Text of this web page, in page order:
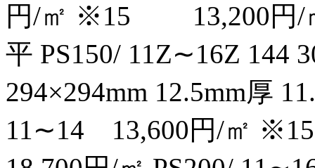
円/㎡ ※15 13,200円/
平 PS150/ 11Z∼16Z 144
294×294mm 12.5mm厚
11∼14 13,600円/